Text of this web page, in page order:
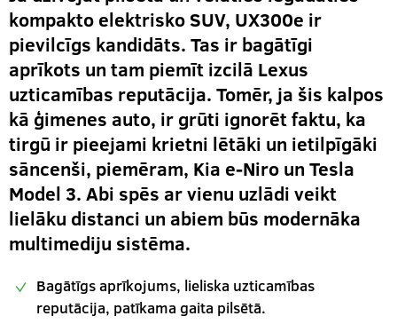
kompakto elektrisko SUV, UX300e ir
pievilcīgs kandidāts. Tas ir bagātīgi
aprīkots un tam piemīt izcilā Lexus
uzticamības reputācija. Tomēr, ja šis kalpos
kā ģimenes auto, ir grūti ignorēt faktu, ka
tirgū ir pieejami krietni lētāki un ietilpīgāki
sāncenši, piemēram, Kia e-Niro un Tesla
Model 3. Abi spēs ar vienu uzlādi veikt
lielāku distanci un abiem būs modernāka
multimediju sistēma.
Bagātīgs aprīkojums, lieliska uzticamības
reputācija, patīkama gaita pilsētā.